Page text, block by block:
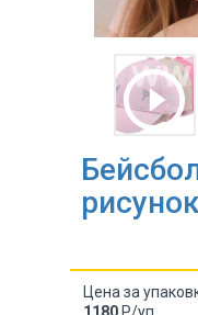
Цена за